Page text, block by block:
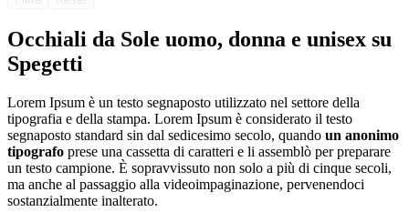
Occhiali da Sole uomo, donna e unisex su
Spegetti
Lorem Ipsum è un testo segnaposto utilizzato nel settore della
tipografia e della stampa. Lorem Ipsum è considerato il testo
segnaposto standard sin dal sedicesimo secolo, quando un anonimo
tipografo prese una cassetta di caratteri e li assemblò per preparare
un testo campione. È sopravvissuto non solo a più di cinque secoli,
ma anche al passaggio alla videoimpaginazione, pervenendoci
sostanzialmente inalterato.